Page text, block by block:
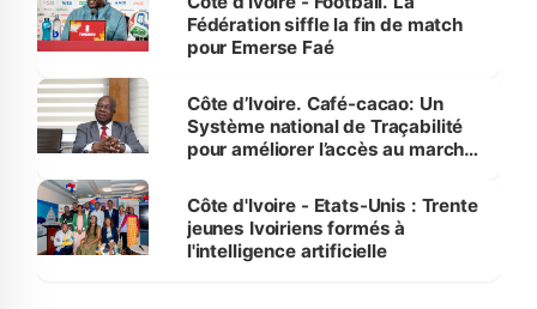
Fédération siffle la fin de match
pour Emerse Faé
Côte d’Ivoire. Café-cacao: Un
Système national de Traçabilité
pour améliorer l’accès au marché
Côte d'Ivoire - Etats-Unis : Trente
jeunes Ivoiriens formés à
l'intelligence artificielle